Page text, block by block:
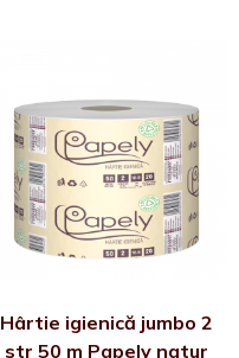
Hârtie igienică jumbo 2
str 50 m Papely natur